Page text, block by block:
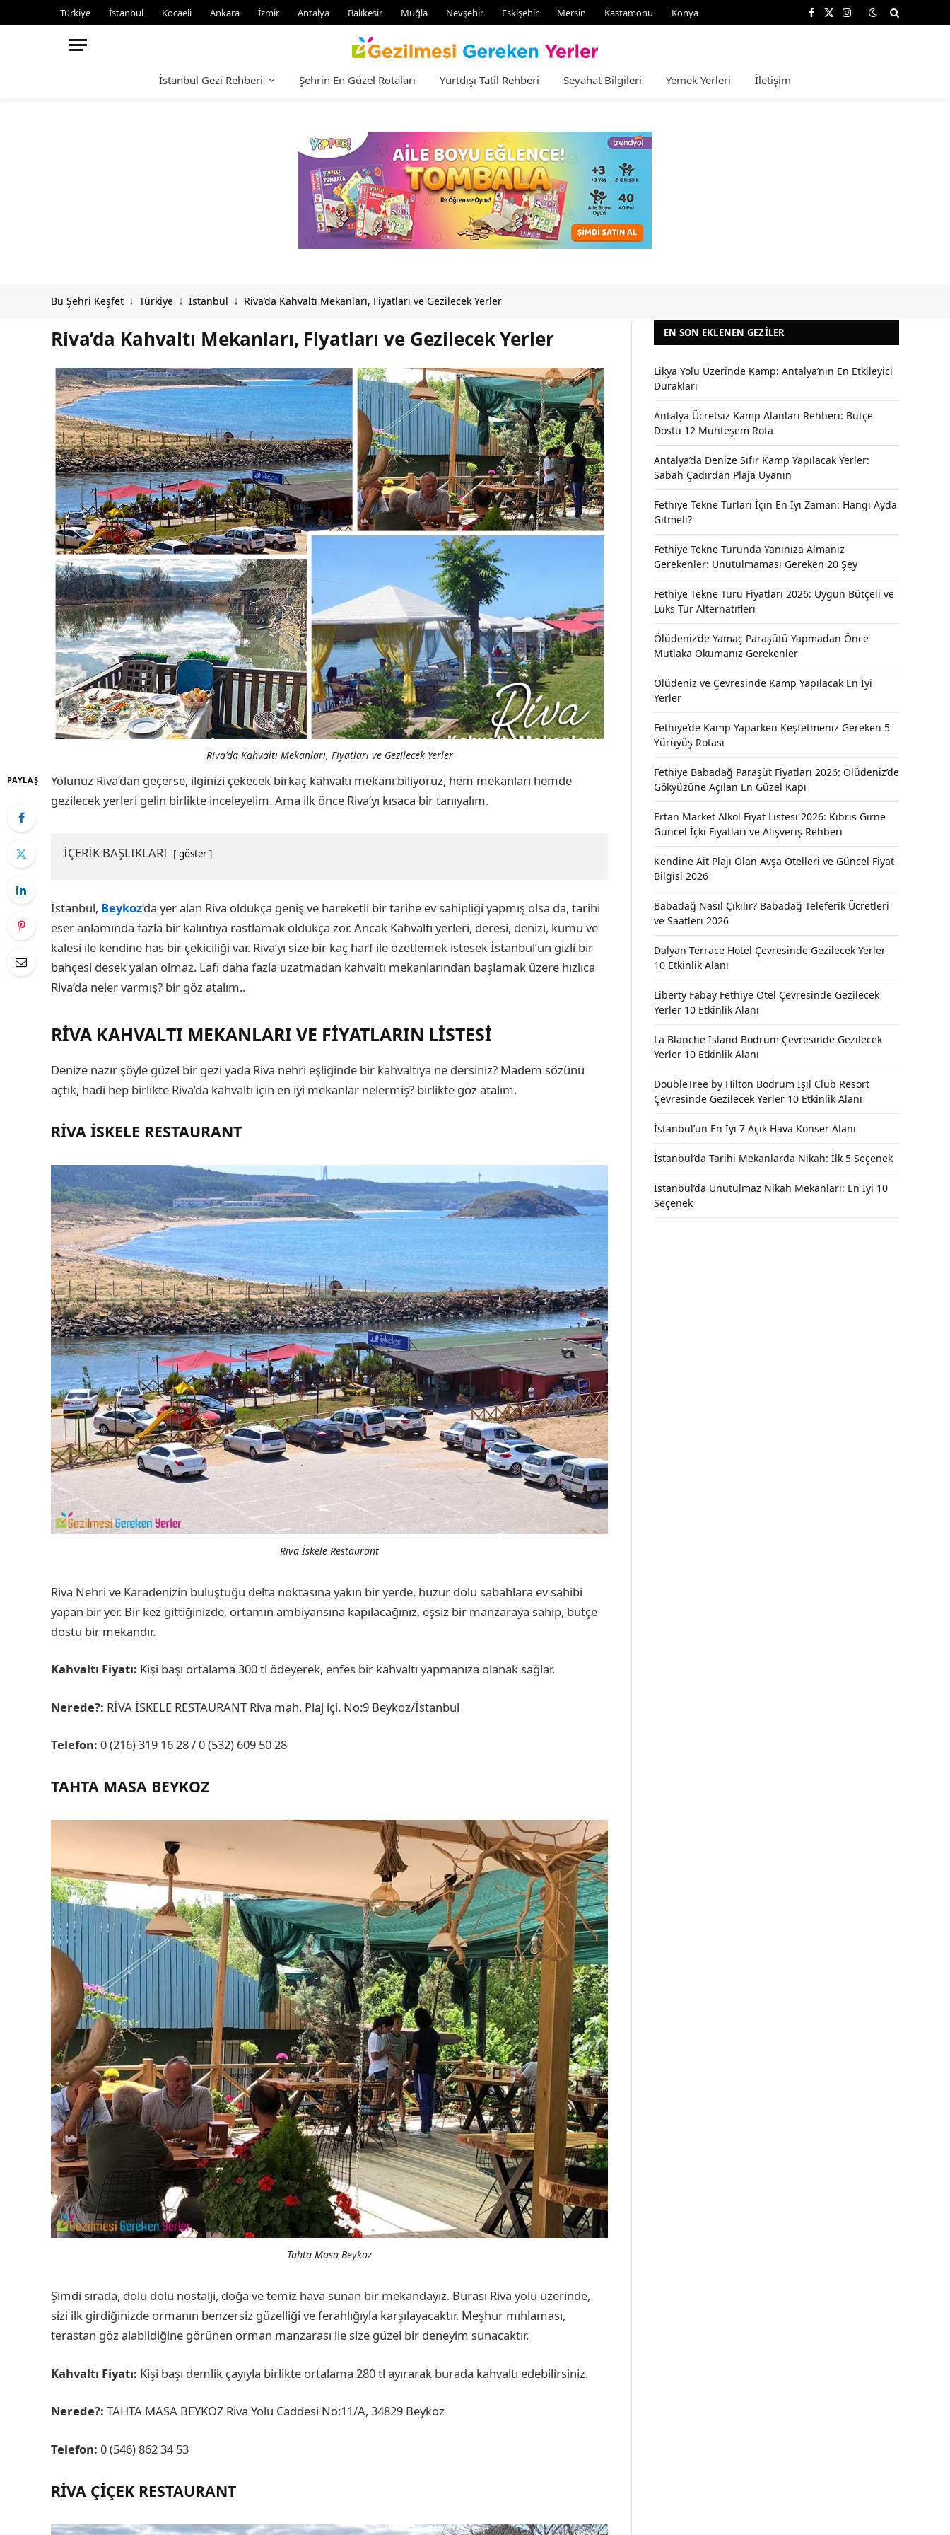
Türkiye İstanbul Kocaeli Ankara İzmir Antalya Balıkesir Muğla Nevşehir Eskişehir Mersin Kastamonu Konya Facebook
X
Instagram
İstanbul Gezi Rehberi Şehrin En Güzel Rotaları Yurtdışı Tatil Rehberi Seyahat Bilgileri Yemek Yerleri İletişim
Bu Şehri Keşfet ↓ Türkiye ↓ İstanbul ↓ Riva’da Kahvaltı Mekanları, Fiyatları ve Gezilecek Yerler
Riva’da Kahvaltı Mekanları, Fiyatları ve Gezilecek Yerler
Riva'da Kahvaltı Mekanları, Fiyatları ve Gezilecek Yerler
PAYLAŞ
Yolunuz Riva’dan geçerse, ilginizi çekecek birkaç kahvaltı mekanı biliyoruz, hem mekanları hemde
gezilecek yerleri gelin birlikte inceleyelim. Ama ilk önce Riva’yı kısaca bir tanıyalım.
İÇERİK BAŞLIKLARI göster
İstanbul, Beykoz‘da yer alan Riva oldukça geniş ve hareketli bir tarihe ev sahipliği yapmış olsa da, tarihi
eser anlamında fazla bir kalıntıya rastlamak oldukça zor. Ancak Kahvaltı yerleri, deresi, denizi, kumu ve
kalesi ile kendine has bir çekiciliği var. Riva’yı size bir kaç harf ile özetlemek istesek İstanbul’un gizli bir
bahçesi desek yalan olmaz. Lafı daha fazla uzatmadan kahvaltı mekanlarından başlamak üzere hızlıca
Riva’da neler varmış? bir göz atalım..
RIVA KAHVALTI MEKANLARI VE FIYATLARIN LISTESI
Denize nazır şöyle güzel bir gezi yada Riva nehri eşliğinde bir kahvaltıya ne dersiniz? Madem sözünü
açtık, hadi hep birlikte Riva’da kahvaltı için en iyi mekanlar nelermiş? birlikte göz atalım.
RIVA İSKELE RESTAURANT
Riva İskele Restaurant
Riva Nehri ve Karadenizin buluştuğu delta noktasına yakın bir yerde, huzur dolu sabahlara ev sahibi
yapan bir yer. Bir kez gittiğinizde, ortamın ambiyansına kapılacağınız, eşsiz bir manzaraya sahip, bütçe
dostu bir mekandır.
Kahvaltı Fiyatı: Kişi başı ortalama 300 tl ödeyerek, enfes bir kahvaltı yapmanıza olanak sağlar.
Nerede?: RİVA İSKELE RESTAURANT Riva mah. Plaj içi. No:9 Beykoz/İstanbul
Telefon: 0 (216) 319 16 28 / 0 (532) 609 50 28
TAHTA MASA BEYKOZ
Tahta Masa Beykoz
Şimdi sırada, dolu dolu nostalji, doğa ve temiz hava sunan bir mekandayız. Burası Riva yolu üzerinde,
sizi ilk girdiğinizde ormanın benzersiz güzelliği ve ferahlığıyla karşılayacaktır. Meşhur mıhlaması,
terastan göz alabildiğine görünen orman manzarası ile size güzel bir deneyim sunacaktır.
Kahvaltı Fiyatı: Kişi başı demlik çayıyla birlikte ortalama 280 tl ayırarak burada kahvaltı edebilirsiniz.
Nerede?: TAHTA MASA BEYKOZ Riva Yolu Caddesi No:11/A, 34829 Beykoz
Telefon: 0 (546) 862 34 53
RIVA ÇIÇEK RESTAURANT
EN SON EKLENEN GEZILER
Likya Yolu Üzerinde Kamp: Antalya’nın En Etkileyici
Durakları
Antalya Ücretsiz Kamp Alanları Rehberi: Bütçe
Dostu 12 Muhteşem Rota
Antalya’da Denize Sıfır Kamp Yapılacak Yerler:
Sabah Çadırdan Plaja Uyanın
Fethiye Tekne Turları İçin En İyi Zaman: Hangi Ayda
Gitmeli?
Fethiye Tekne Turunda Yanınıza Almanız
Gerekenler: Unutulmaması Gereken 20 Şey
Fethiye Tekne Turu Fiyatları 2026: Uygun Bütçeli ve
Lüks Tur Alternatifleri
Ölüdeniz’de Yamaç Paraşütü Yapmadan Önce
Mutlaka Okumanız Gerekenler
Ölüdeniz ve Çevresinde Kamp Yapılacak En İyi
Yerler
Fethiye’de Kamp Yaparken Keşfetmeniz Gereken 5
Yürüyüş Rotası
Fethiye Babadağ Paraşüt Fiyatları 2026: Ölüdeniz’de
Gökyüzüne Açılan En Güzel Kapı
Ertan Market Alkol Fiyat Listesi 2026: Kıbrıs Girne
Güncel İçki Fiyatları ve Alışveriş Rehberi
Kendine Ait Plajı Olan Avşa Otelleri ve Güncel Fiyat
Bilgisi 2026
Babadağ Nasıl Çıkılır? Babadağ Teleferik Ücretleri
ve Saatleri 2026
Dalyan Terrace Hotel Çevresinde Gezilecek Yerler
10 Etkinlik Alanı
Liberty Fabay Fethiye Otel Çevresinde Gezilecek
Yerler 10 Etkinlik Alanı
La Blanche Island Bodrum Çevresinde Gezilecek
Yerler 10 Etkinlik Alanı
DoubleTree by Hilton Bodrum Işıl Club Resort
Çevresinde Gezilecek Yerler 10 Etkinlik Alanı
İstanbul’un En İyi 7 Açık Hava Konser Alanı
İstanbul’da Tarihi Mekanlarda Nikah: İlk 5 Seçenek
İstanbul’da Unutulmaz Nikah Mekanları: En İyi 10
Seçenek